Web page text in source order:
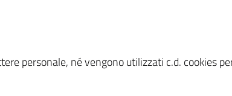
personale, né vengono utilizzati c.d. cookies